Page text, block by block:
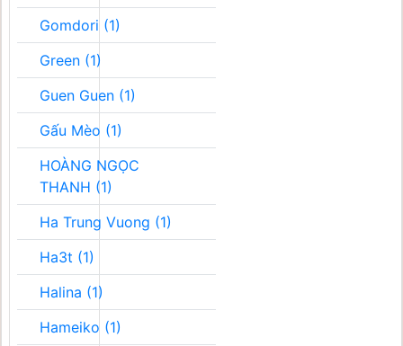
Gomdori (1)
Green (1)
Guen Guen (1)
Gấu Mèo (1)
HOÀNG NGỌC
THANH (1)
Ha Trung Vuong (1)
Ha3t (1)
Halina (1)
Hameiko (1)